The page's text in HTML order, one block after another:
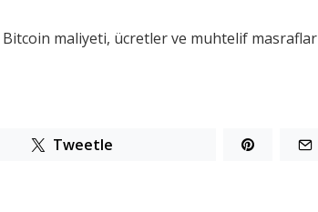
maliyeti, ücretler ve muhtelif masraflar
Tweetle